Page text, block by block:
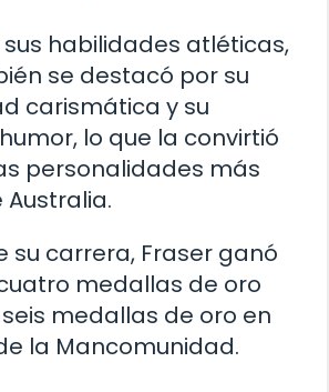
habilidades atléticas,
se destacó por su
carismática y su
lo que la convirtió
personalidades más
su carrera, Fraser ganó
medallas de oro
medallas de oro en
la Mancomunidad.